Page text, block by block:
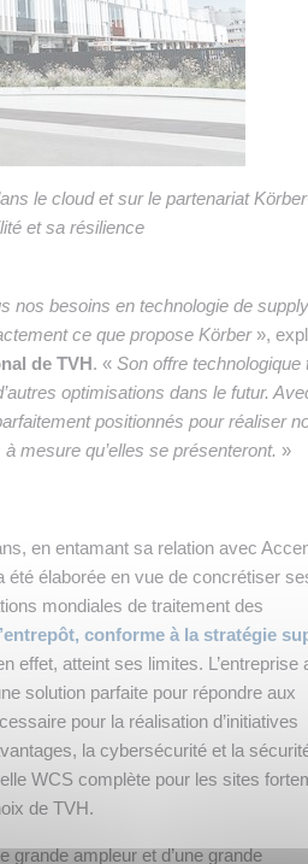
le cloud et sur le partenariat
et sa résilience
nos besoins en technologie de supply
ce que propose Körber»,
de TVH. « Son offre technologique
optimisations dans le futur.
positionnés pour réaliser
mesure qu’elles se présenteront. »
en entamant sa relation avec
élaborée en vue de concrétiser
mondiales de traitement des
conforme à la stratégie
effet, atteint ses limites. L’entreprise
solution parfaite pour répondre aux
pour la réalisation d’initiatives
la cybersécurité et la
WCS complète pour les sites
de TVH.
grande ampleur et d’une grande